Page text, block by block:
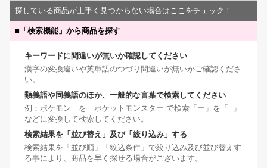
探している商品が上手く見つからない場合はここをチェック！
■ 「検索機能」から商品を探す
キーワードに間違いが無いか確認してください
漢字の変換違いや英単語のつづり間違いが無いかご確認くださ
い。
類義語や同義語のほか、一般的な言葉で検索してください
例：ポケモン を ポケットモンスター で検索「ー」を「−」
などに変換して検索してください。
検索結果を「並び替え」及び「絞り込み」する
検索結果を「並び順」「絞込条件」で絞り込み及び並び替えす
る事により、商品を早く探せる場合がございます。